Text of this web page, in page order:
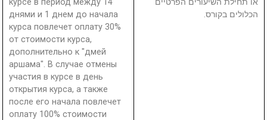
днями и 1 днем до начала
курса повлечет оплату 30%
от стоимости курса,
дополнительно к "дмей
аршама". В случае отмены
участия в курсе в день
открытия курса, а также
после его начала повлечет
оплату 100% стоимости
הכלולים בקורס.